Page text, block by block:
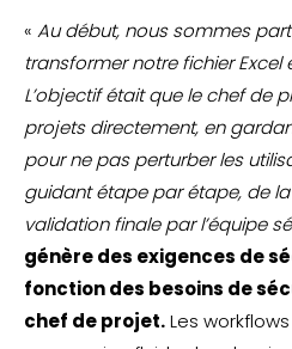
« Au début, nous sommes
transformer notre fichier Excel
L’objectif était que le chef de
projets directement, en
pour ne pas perturber les
guidant étape par étape, de
validation finale par l’équipe
génère des exigences de
fonction des besoins de
chef de projet.Les